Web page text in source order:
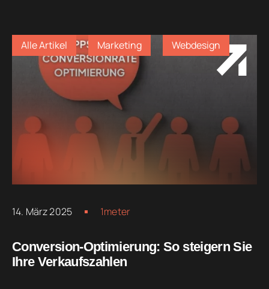
Alle Artikel Marketing Webdesign
14. März 2025 1meter
Conversion-Optimierung: So steigern Sie
Ihre Verkaufszahlen